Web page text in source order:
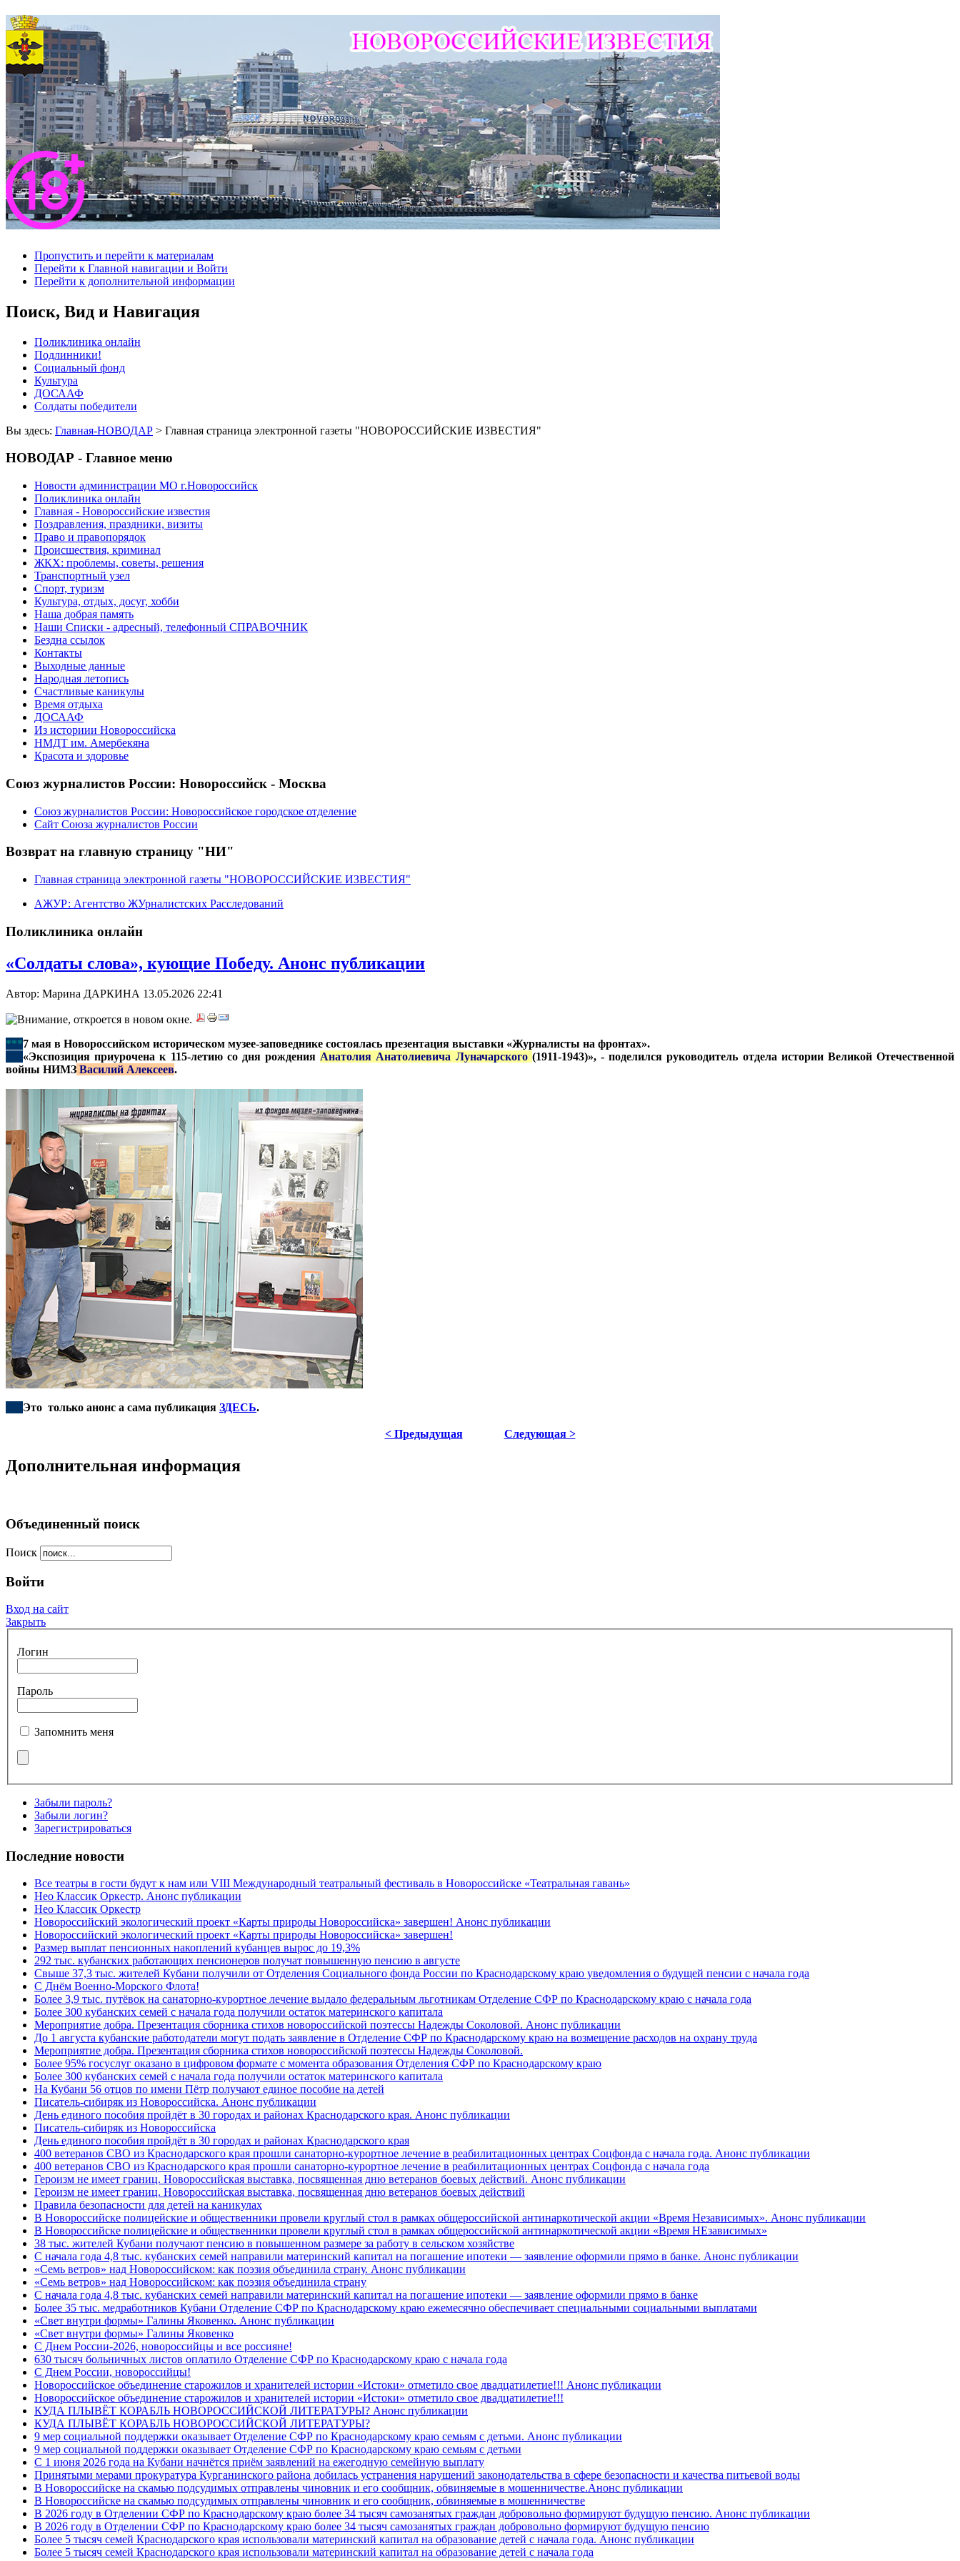
Пропустить и перейти к материалам
Перейти к Главной навигации и Войти
Перейти к дополнительной информации
Поиск, Вид и Навигация
Поликлиника онлайн
Подлинники!
Социальный фонд
Культура
ДОСААФ
Солдаты победители
Вы здесь: Главная-НОВОДАР > Главная страница электронной газеты "НОВОРОССИЙСКИЕ ИЗВЕСТИЯ"
НОВОДАР - Главное меню
Новости администрации МО г.Новороссийск
Поликлиника онлайн
Главная - Новороссийские известия
Поздравления, праздники, визиты
Право и правопорядок
Происшествия, криминал
ЖКХ: проблемы, советы, решения
Транспортный узел
Спорт, туризм
Культура, отдых, досуг, хобби
Наша добрая память
Наши Списки - адресный, телефонный СПРАВОЧНИК
Бездна ссылок
Контакты
Выходные данные
Народная летопись
Счастливые каникулы
Время отдыха
ДОСААФ
Из историии Новороссийска
НМДТ им. Амербекяна
Красота и здоровье
Союз журналистов России: Новороссийск - Москва
Союз журналистов России: Новороссийское городское отделение
Сайт Союза журналистов России
Возврат на главную страницу "НИ"
Главная страница электронной газеты "НОВОРОССИЙСКИЕ ИЗВЕСТИЯ"
АЖУР: Агентство ЖУрналистских Расследований
Поликлиника онлайн
«Солдаты слова», кующие Победу. Анонс публикации
Автор: Марина ДАРКИНА 13.05.2026 22:41
***7 мая в Новороссийском историческом музее-заповеднике состоялась презентация выставки «Журналисты на фронтах».
«Экспозиция приурочена к 115-летию со дня рождения Анатолия Анатолиевича Луначарского (1911-1943)», - поделился руководитель отдела истории Великой Отечественной
войны НИМЗ Василий Алексеев.
Это только анонс а сама публикация ЗДЕСЬ.
< Предыдущая Следующая >
Дополнительная информация
Объединенный поиск
Поиск
Войти
Вход на сайт
Закрыть
Логин
Пароль
Запомнить меня
Забыли пароль?
Забыли логин?
Зарегистрироваться
Последние новости
Все театры в гости будут к нам или VIII Международный театральный фестиваль в Новороссийске «Театральная гавань»
Нео Классик Оркестр. Анонс публикации
Нео Классик Оркестр
Новороссийский экологический проект «Карты природы Новороссийска» завершен! Анонс публикации
Новороссийский экологический проект «Карты природы Новороссийска» завершен!
Размер выплат пенсионных накоплений кубанцев вырос до 19,3%
292 тыс. кубанских работающих пенсионеров получат повышенную пенсию в августе
Свыше 37,3 тыс. жителей Кубани получили от Отделения Социального фонда России по Краснодарскому краю уведомления о будущей пенсии с начала года
C Днём Военно-Морского Флота!
Более 3,9 тыс. путёвок на санаторно-курортное лечение выдало федеральным льготникам Отделение СФР по Краснодарскому краю с начала года
Более 300 кубанских семей с начала года получили остаток материнского капитала
Мероприятие добра. Презентация сборника стихов новороссийской поэтессы Надежды Соколовой. Анонс публикации
До 1 августа кубанские работодатели могут подать заявление в Отделение СФР по Краснодарскому краю на возмещение расходов на охрану труда
Мероприятие добра. Презентация сборника стихов новороссийской поэтессы Надежды Соколовой.
Более 95% госуслуг оказано в цифровом формате с момента образования Отделения СФР по Краснодарскому краю
Более 300 кубанских семей с начала года получили остаток материнского капитала
На Кубани 56 отцов по имени Пётр получают единое пособие на детей
Писатель-сибиряк из Новороссийска. Анонс публикации
День единого пособия пройдёт в 30 городах и районах Краснодарского края. Анонс публикации
Писатель-сибиряк из Новороссийска
День единого пособия пройдёт в 30 городах и районах Краснодарского края
400 ветеранов СВО из Краснодарского края прошли санаторно-курортное лечение в реабилитационных центрах Соцфонда с начала года. Анонс публикации
400 ветеранов СВО из Краснодарского края прошли санаторно-курортное лечение в реабилитационных центрах Соцфонда с начала года
Героизм не имеет границ. Новороссийская выставка, посвященная дню ветеранов боевых действий. Анонс публикации
Героизм не имеет границ. Новороссийская выставка, посвященная дню ветеранов боевых действий
Правила безопасности для детей на каникулах
В Новороссийске полицейские и общественники провели круглый стол в рамках общероссийской антинаркотической акции «Время Независимых». Анонс публикации
В Новороссийске полицейские и общественники провели круглый стол в рамках общероссийской антинаркотической акции «Время НЕзависимых»
38 тыс. жителей Кубани получают пенсию в повышенном размере за работу в сельском хозяйстве
С начала года 4,8 тыс. кубанских семей направили материнский капитал на погашение ипотеки — заявление оформили прямо в банке. Анонс публикации
«Семь ветров» над Новороссийском: как поэзия объединила страну. Анонс публикации
«Семь ветров» над Новороссийском: как поэзия объединила страну
С начала года 4,8 тыс. кубанских семей направили материнский капитал на погашение ипотеки — заявление оформили прямо в банке
Более 35 тыс. медработников Кубани Отделение СФР по Краснодарскому краю ежемесячно обеспечивает специальными социальными выплатами
«Свет внутри формы» Галины Яковенко. Анонс публикации
«Свет внутри формы» Галины Яковенко
C Днем России-2026, новороссийцы и все россияне!
630 тысяч больничных листов оплатило Отделение СФР по Краснодарскому краю с начала года
C Днем России, новороссийцы!
Новороссийское объединение старожилов и хранителей истории «Истоки» отметило свое двадцатилетие!!! Анонс публикации
Новороссийское объединение старожилов и хранителей истории «Истоки» отметило свое двадцатилетие!!!
КУДА ПЛЫВЁТ КОРАБЛЬ НОВОРОССИЙСКОЙ ЛИТЕРАТУРЫ? Анонс публикации
КУДА ПЛЫВЁТ КОРАБЛЬ НОВОРОССИЙСКОЙ ЛИТЕРАТУРЫ?
9 мер социальной поддержки оказывает Отделение СФР по Краснодарскому краю семьям с детьми. Анонс публикации
9 мер социальной поддержки оказывает Отделение СФР по Краснодарскому краю семьям с детьми
С 1 июня 2026 года на Кубани начнётся приём заявлений на ежегодную семейную выплату
Принятыми мерами прокуратура Курганинского района добилась устранения нарушений законодательства в сфере безопасности и качества питьевой воды
В Новороссийске на скамью подсудимых отправлены чиновник и его сообщник, обвиняемые в мошенничестве.Анонс публикации
В Новороссийске на скамью подсудимых отправлены чиновник и его сообщник, обвиняемые в мошенничестве
В 2026 году в Отделении СФР по Краснодарскому краю более 34 тысяч самозанятых граждан добровольно формируют будущую пенсию. Анонс публикации
В 2026 году в Отделении СФР по Краснодарскому краю более 34 тысяч самозанятых граждан добровольно формируют будущую пенсию
Более 5 тысяч семей Краснодарского края использовали материнский капитал на образование детей с начала года. Анонс публикации
Более 5 тысяч семей Краснодарского края использовали материнский капитал на образование детей с начала года